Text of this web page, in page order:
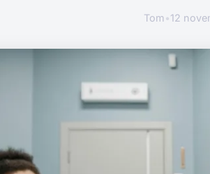
Tom•12